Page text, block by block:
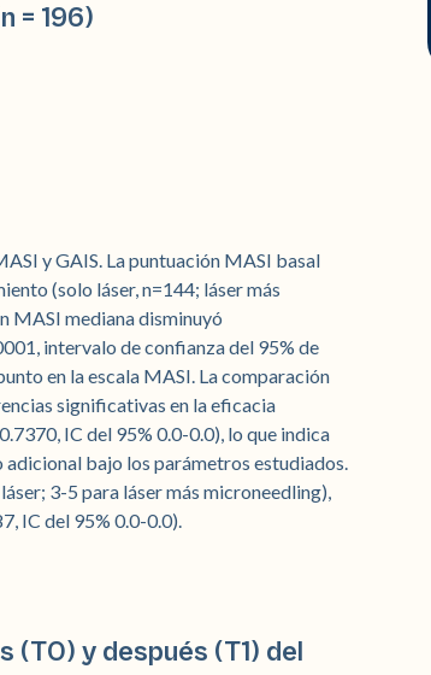
= 196)
y GAIS. La puntuación MASI basal
(solo láser, n=144; láser más
MASI mediana disminuyó
intervalo de confianza del 95% de
en la escala MASI. La comparación
significativas en la eficacia
IC del 95% 0.0-0.0), lo que indica
bajo los parámetros estudiados.
3-5 para láser más microneedling),
IC del 95% 0.0-0.0).
(T0) y después (T1) del